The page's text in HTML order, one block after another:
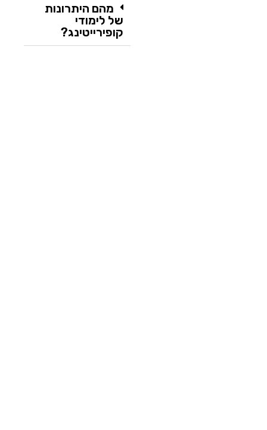
מהם היתרונות
של לימודי
קופירייטינג?